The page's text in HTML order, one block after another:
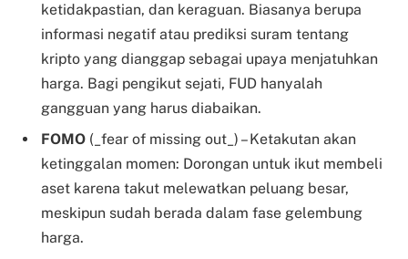
ketidakpastian, dan keraguan. Biasanya berupa
informasi negatif atau prediksi suram tentang
kripto yang dianggap sebagai upaya menjatuhkan
harga. Bagi pengikut sejati, FUD hanyalah
gangguan yang harus diabaikan.
FOMO (_fear of missing out_) – Ketakutan akan
ketinggalan momen: Dorongan untuk ikut membeli
aset karena takut melewatkan peluang besar,
meskipun sudah berada dalam fase gelembung
harga.